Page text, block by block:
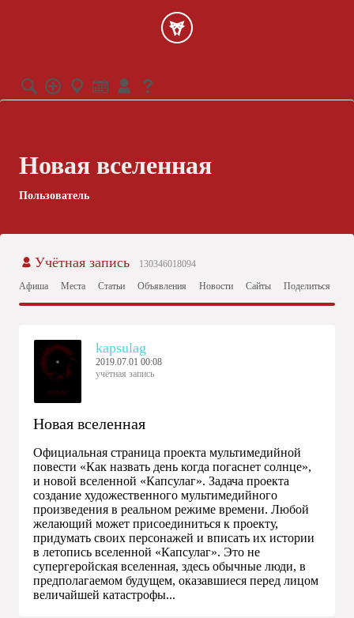
Новая вселенная
Пользователь
Учётная запись
130346018094
Афиша
Места Статьи Объявления Новости Сайты Поделиться
kapsulag
2019.07.01 00:08
учётная запись
Новая вселенная
Официальная страница проекта мультимедийной
повести «Как назвать день когда погаснет солнце»,
и новой вселенной «Капсулаг». Задача проекта
создание художественного мультимедийного
произведения в реальном режиме времени. Любой
желающий может присоединиться к проекту,
придумать своих персонажей и вписать их истории
в летопись вселенной «Капсулаг». Это не
супергеройская вселенная, здесь обычные люди, в
предполагаемом будущем, оказавшиеся перед лицом
величайшей катастрофы...